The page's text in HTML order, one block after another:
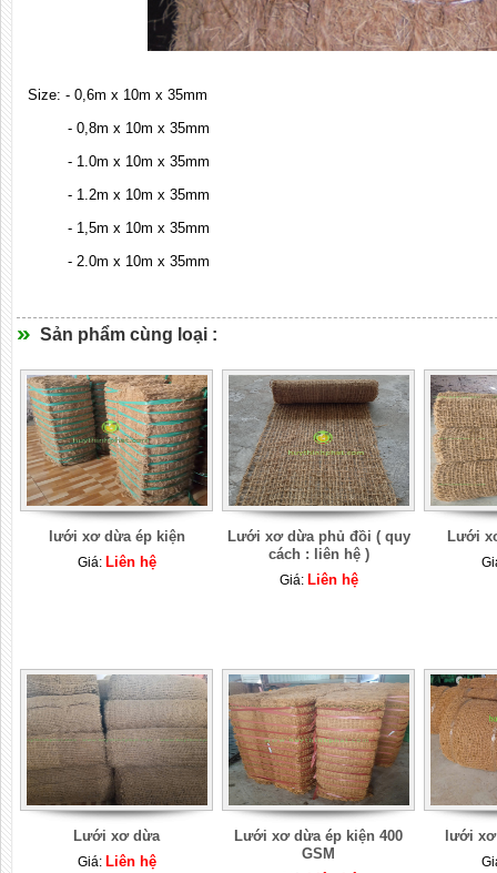
Size: - 0,6m x 10m x 35mm
- 0,8m x 10m x 35mm
- 1.0m x 10m x 35mm
- 1.2m x 10m x 35mm
- 1,5m x 10m x 35mm
- 2.0m x 10m x 35mm
Sản phẩm cùng loại :
lưới xơ dừa ép kiện
Giá: Liên hệ
Lưới xơ dừa phủ đồi ( quy
cách : liên hệ )
Giá: Liên hệ
Lưới
Lưới xơ dừa
Giá: Liên hệ
Lưới xơ dừa ép kiện 400
GSM
lưới